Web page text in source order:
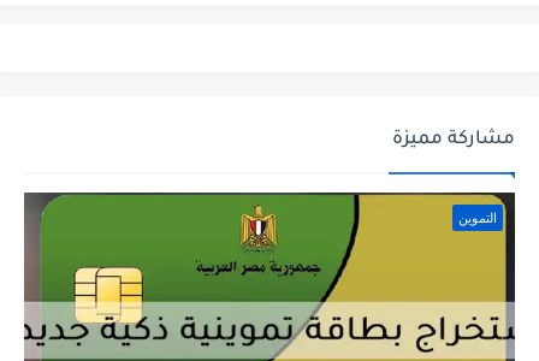
مشاركة مميزة
التموين